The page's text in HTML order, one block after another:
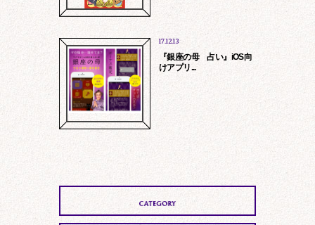
法令に基づく場合、法的手続に基づき提
供を求められた場合
第三者の生命、身体、財産保護のため必
要である場合
17.12.13
『銀座の母 占い』iOS向
けアプリ...